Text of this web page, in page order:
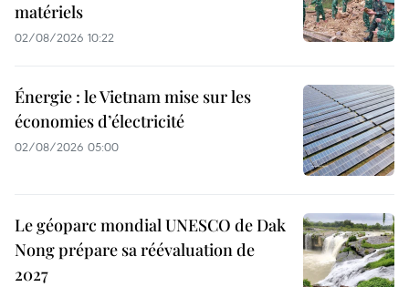
matériels
02/08/2026 10:22
Énergie : le Vietnam mise sur les
économies d’électricité
02/08/2026 05:00
Le géoparc mondial UNESCO de Dak
Nong prépare sa réévaluation de
2027